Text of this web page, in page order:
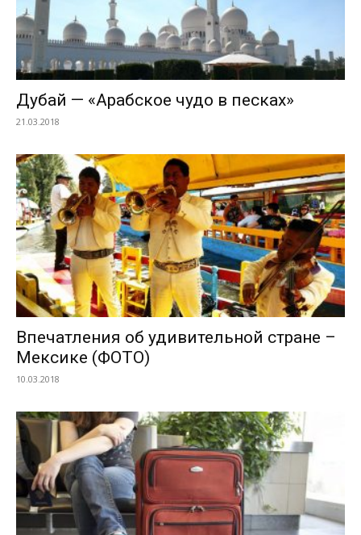
Дубай — «Арабское чудо в песках»
21.03.2018
Впечатления об удивительной стране –
Мексике (ФОТО)
10.03.2018